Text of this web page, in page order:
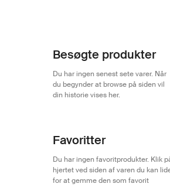
Besøgte produkter
Du har ingen senest sete varer. Når
du begynder at browse på siden vil
din historie vises her.
Favoritter
Du har ingen favoritprodukter. Klik
hjertet ved siden af varen du kan
for at gemme den som favorit